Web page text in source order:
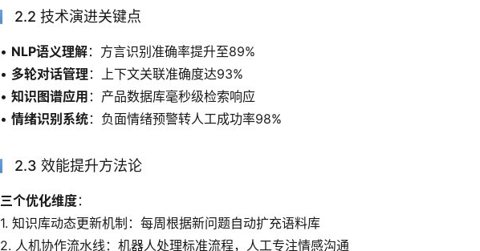
2.2 技术演进关键点
• NLP语义理解：方言识别准确率提升至89%
• 多轮对话管理 ：上下文关联准确度达93%
• 知识图谱应用 ：产品数据库毫秒级检索响应
• 情绪识别系统：负面情绪预警转人工成功率98%
2.3 效能提升方法论
三个优化维度：
1. 知识库动态更新机制：每周根据新问题自动扩充语料库
2. 人机协作流水线：机器人处理标准流程，人工专注情感沟通